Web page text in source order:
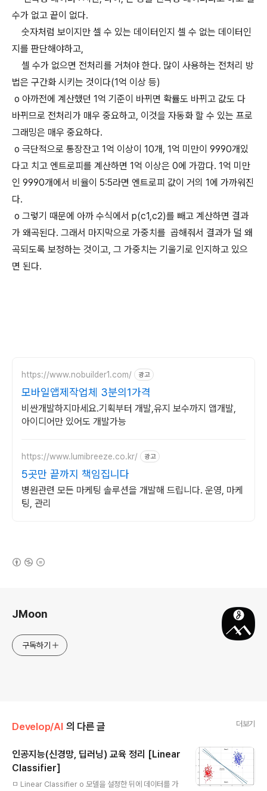
수가 없고 끝이 없다.
숫자처럼 보이지만 셀 수 있는 데이터인지 셀 수 없는 데이터인
지를 판단해야하고,
셀 수가 없으면 전처리를 거쳐야 한다. 많이 사용하는 전처리 방
법은 구간화 시키는 것이다(1억 이상 등)
o 아까전에 계산했던 1억 기준이 바뀌면 확률도 바뀌고 값도 다
바뀌므로 전처리가 매우 중요하고, 이것을 자동화 할 수 있는 프로
그래밍은 매우 중요하다.
o 극단적으로 통장잔고 1억 이상이 10개, 1억 미만이 9990개있
다고 치고 엔트로피를 계산하면 1억 이상은 0에 가깝다. 1억 미만
인 9990개에서 비율이 5:5라면 엔트로피 값이 거의 1에 가까워진
다.
o 그렇기 때문에 아까 수식에서 p(c1,c2)를 빼고 계산하면 결과
가 왜곡된다. 그래서 마지막으로 가중치를 곱해줘서 결과가 덜 왜
곡되도록 보정하는 것이고, 그 가중치는 기울기로 인지하고 있으
면 된다.
https://www.nobuilder1.com/ 광고
모바일앱제작업체 3분의1가격
비싼개발하지마세요.기획부터 개발,유지 보수까지 앱개발,
아이디어만 있어도 개발가능
https://www.lumibreeze.co.kr/ 광고
5곳만 끝까지 책임집니다
병원관련 모든 마케팅 솔루션을 개발해 드립니다. 운영, 마케
팅, 관리
JMoon
구독하기
Develop/AI 의 다른 글 더보기
인공지능(신경망, 딥러닝) 교육 정리 [Linear
Classifier]
ㅁ Linear Classifier o 모델을 설정한 뒤에 데이터를 가